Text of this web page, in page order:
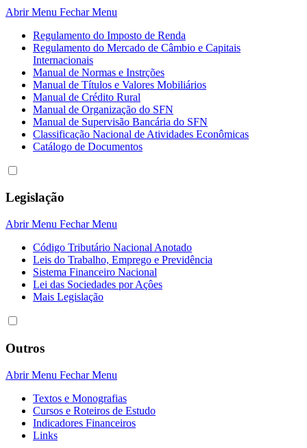
Abrir Menu Fechar Menu
Regulamento do Imposto de Renda
Regulamento do Mercado de Câmbio e Capitais
Internacionais
Manual de Normas e Instrções
Manual de Títulos e Valores Mobiliários
Manual de Crédito Rural
Manual de Organização do SFN
Manual de Supervisão Bancária do SFN
Classificação Nacional de Atividades Econômicas
Catálogo de Documentos
Legislação
Abrir Menu Fechar Menu
Código Tributário Nacional Anotado
Leis do Trabalho, Emprego e Previdência
Sistema Financeiro Nacional
Lei das Sociedades por Açôes
Mais Legislação
Outros
Abrir Menu Fechar Menu
Textos e Monografias
Cursos e Roteiros de Estudo
Indicadores Financeiros
Links